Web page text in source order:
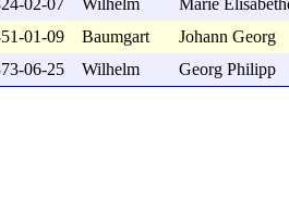
02-07 Wilhelm Marie
01-09 Baumgart Johann Georg
06-25 Wilhelm Georg Philipp